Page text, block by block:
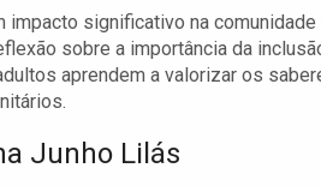
significativo na
sobre a importância da
aprendem a valorizar os
Junho Lilás